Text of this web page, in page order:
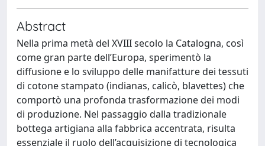
Abstract
Nella prima metà del XVIII secolo la Catalogna, così
come gran parte dell’Europa, sperimentò la
diffusione e lo sviluppo delle manifatture dei tessuti
di cotone stampato (indianas, calicò, blavettes) che
comportò una profonda trasformazione dei modi
di produzione. Nel passaggio dalla tradizionale
bottega artigiana alla fabbrica accentrata, risulta
essenziale il ruolo dell’acquisizione di tecnologica